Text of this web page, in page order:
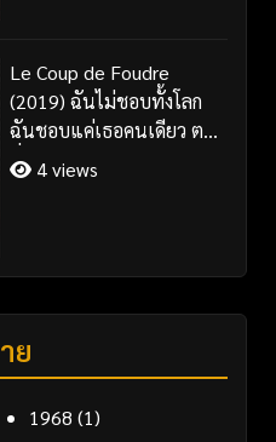
Le Coup de Foudre
(2019) ฉันไม่ชอบทั้งโลก
ฉันชอบแค่เธอคนเดียว ตอน
ที่ 1-35 จบ ซับไทย
4 views
ย
1968 (1)